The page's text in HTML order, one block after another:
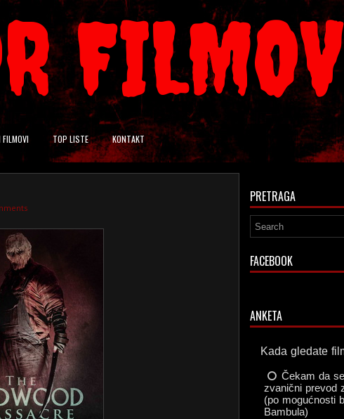
FILMOVI TOP LISTE KONTAKT
PRETRAGA
FACEBOOK
ANKETA